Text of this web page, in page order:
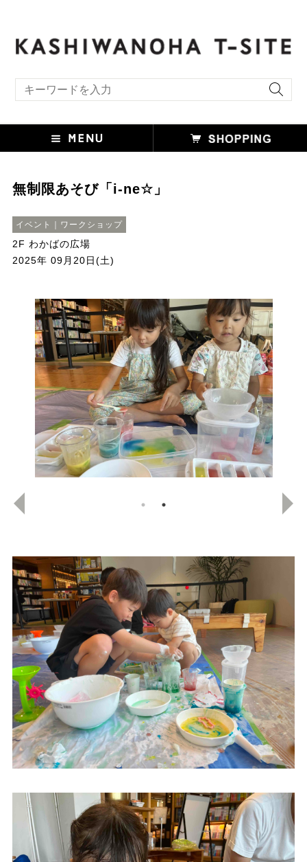
無制限あそび「i-ne☆」
イベント｜ワークショップ
2F わかばの広場
2025年 09月20日(土)